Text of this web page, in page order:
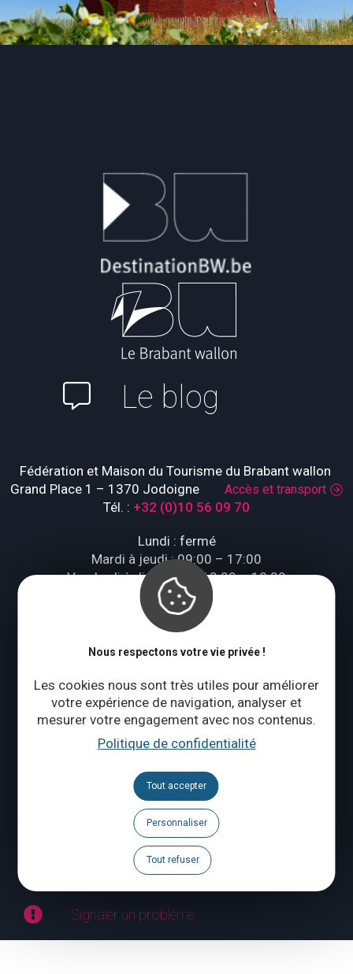
Nous respectons votre vie privée !
Les cookies nous sont très utiles pour améliorer
votre expérience de navigation, analyser et
mesurer votre engagement avec nos contenus.
Politique de confidentialité
Tout accepter
Personnaliser
Tout refuser
Le blog
Fédération et Maison du Tourisme du Brabant wallon
Grand Place 1 – 1370 Jodoigne Accès et transport
Tél. : +32 (0)10 56 09 70
Lundi : fermé
Mardi à jeudi : 09:00 – 17:00
Vendredi à dimanche : 10:00 – 18:00
Qui sommes-nous ?
Suivez-nous
Espace Pro
Espace Presse
Signaler un problème